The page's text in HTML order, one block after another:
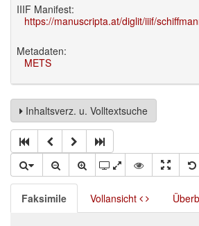
IIIF Manifest:
https://manuscripta.at/diglit/iiif/
Metadaten:
METS
Inhaltsverz. u. Volltextsuche
Faksimile Vollansicht